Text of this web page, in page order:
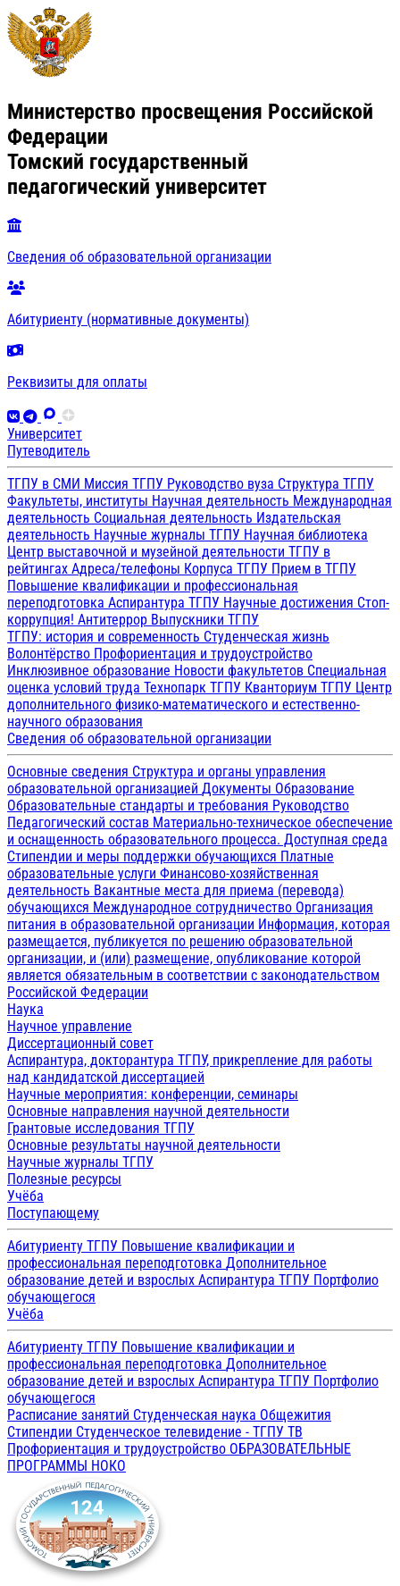
Министерство просвещения Российской
Федерации
Томский государственный
педагогический университет
Сведения об образовательной организации
Абитуриенту (нормативные документы)
Реквизиты для оплаты
Университет
Путеводитель
ТГПУ в СМИ Миссия ТГПУ Руководство вуза Структура ТГПУ
Факультеты, институты Научная деятельность Международная
деятельность Социальная деятельность Издательская
деятельность Научные журналы ТГПУ Научная библиотека
Центр выставочной и музейной деятельности ТГПУ в
рейтингах Адреса/телефоны Корпуса ТГПУ Прием в ТГПУ
Повышение квалификации и профессиональная
переподготовка Аспирантура ТГПУ Научные достижения Стоп-
коррупция! Антитеррор Выпускники ТГПУ
ТГПУ: история и современность Студенческая жизнь
Волонтёрство Профориентация и трудоустройство
Инклюзивное образование Новости факультетов Специальная
оценка условий труда Технопарк ТГПУ Кванториум ТГПУ Центр
дополнительного физико-математического и естественно-
научного образования
Сведения об образовательной организации
Основные сведения Структура и органы управления
образовательной организацией Документы Образование
Образовательные стандарты и требования Руководство
Педагогический состав Материально-техническое обеспечение
и оснащенность образовательного процесса. Доступная среда
Стипендии и меры поддержки обучающихся Платные
образовательные услуги Финансово-хозяйственная
деятельность Вакантные места для приема (перевода)
обучающихся Международное сотрудничество Организация
питания в образовательной организации Информация, которая
размещается, публикуется по решению образовательной
организации, и (или) размещение, опубликование которой
является обязательным в соответствии с законодательством
Российской Федерации
Наука
Научное управление
Диссертационный совет
Аспирантура, докторантура ТГПУ, прикрепление для работы
над кандидатской диссертацией
Научные мероприятия: конференции, семинары
Основные направления научной деятельности
Грантовые исследования ТГПУ
Основные результаты научной деятельности
Научные журналы ТГПУ
Полезные ресурсы
Учёба
Поступающему
Абитуриенту ТГПУ Повышение квалификации и
профессиональная переподготовка Дополнительное
образование детей и взрослых Аспирантура ТГПУ Портфолио
обучающегося
Учёба
Абитуриенту ТГПУ Повышение квалификации и
профессиональная переподготовка Дополнительное
образование детей и взрослых Аспирантура ТГПУ Портфолио
обучающегося
Расписание занятий Студенческая наука Общежития
Стипендии Студенческое телевидение - ТГПУ ТВ
Профориентация и трудоустройство ОБРАЗОВАТЕЛЬНЫЕ
ПРОГРАММЫ НОКО